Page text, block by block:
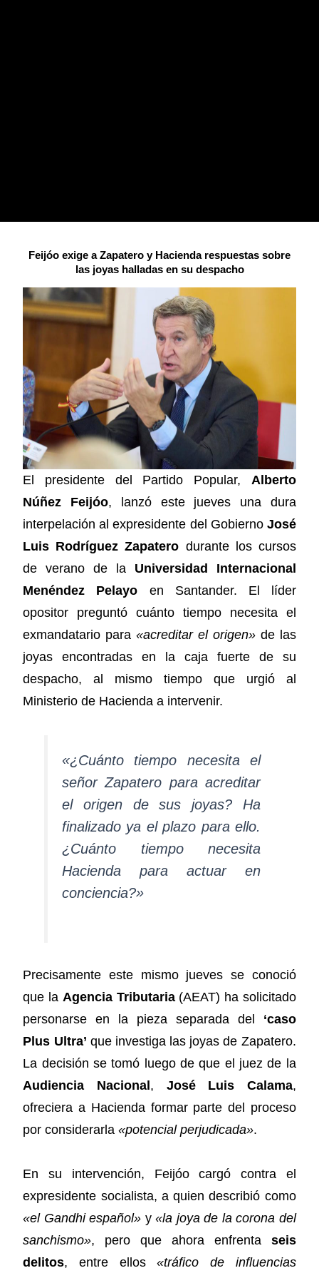
Feijóo exige a Zapatero y Hacienda respuestas sobre
las joyas halladas en su despacho
El presidente del Partido Popular, Alberto
Núñez Feijóo, lanzó este jueves una dura
interpelación al expresidente del Gobierno José
Luis Rodríguez Zapatero durante los cursos
de verano de la Universidad Internacional
Menéndez Pelayo en Santander. El líder
opositor preguntó cuánto tiempo necesita el
exmandatario para«acreditar el origen»de las
joyas encontradas en la caja fuerte de su
despacho, al mismo tiempo que urgió al
Ministerio de Hacienda a intervenir.
«¿Cuánto tiempo necesita el
señor Zapatero para acreditar
el origen de sus joyas? Ha
finalizado ya el plazo para ello.
¿Cuánto tiempo necesita
Hacienda para actuar en
conciencia?»
Precisamente este mismo jueves se conoció
que la Agencia Tributaria(AEAT) ha solicitado
personarse en la pieza separada del ‘caso
Plus Ultra’ que investiga las joyas de Zapatero.
La decisión se tomó luego de que el juez de la
Audiencia Nacional, José Luis Calama,
ofreciera a Hacienda formar parte del proceso
por considerarla«potencial perjudicada».
En su intervención, Feijóo cargó contra el
expresidente socialista, a quien describió como
«el Gandhi español» y«la joya de la corona del
sanchismo», pero que ahora enfrenta seis
delitos, entre ellos«tráfico de influencias